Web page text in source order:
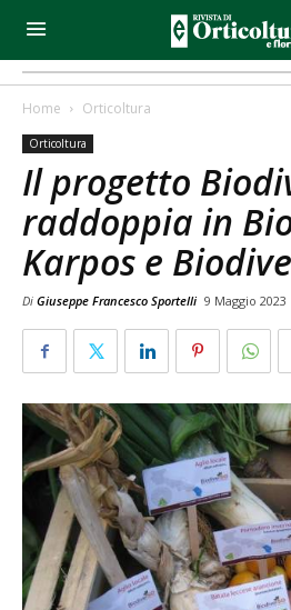
Home Orticoltura
Orticoltura
Il progetto
raddoppia in
Karpos e
Di Giuseppe Francesco Sportelli 9 Maggio 2023